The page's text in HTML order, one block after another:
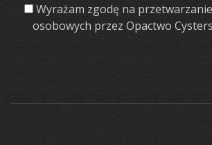
Wyrażam zgodę na
osobowych przez Opactwo